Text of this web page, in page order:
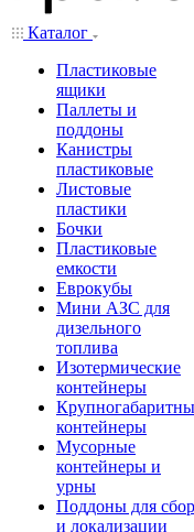
Каталог
Пластиковые
ящики
Паллеты и
поддоны
Канистры
пластиковые
Листовые
пластики
Бочки
Пластиковые
емкости
Еврокубы
Мини АЗС для
дизельного
топлива
Изотермические
контейнеры
контейнеры
Мусорные
контейнеры и
урны
Поддоны для
и локализации